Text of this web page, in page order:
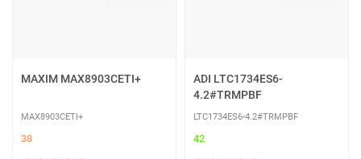
MAXIM MAX8903CETI+
MAX8903CETI+
38
ADI LTC1734ES6-
4.2#TRMPBF
LTC1734ES6-4.2#TRMPBF
42